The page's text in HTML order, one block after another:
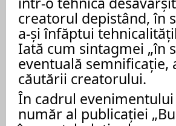
creatorul depistând, în
a-și înfăptui
Iată cum sintagmei „în
eventuală semnificație,
căutării creatorului.
În cadrul evenimentului
număr al publicației